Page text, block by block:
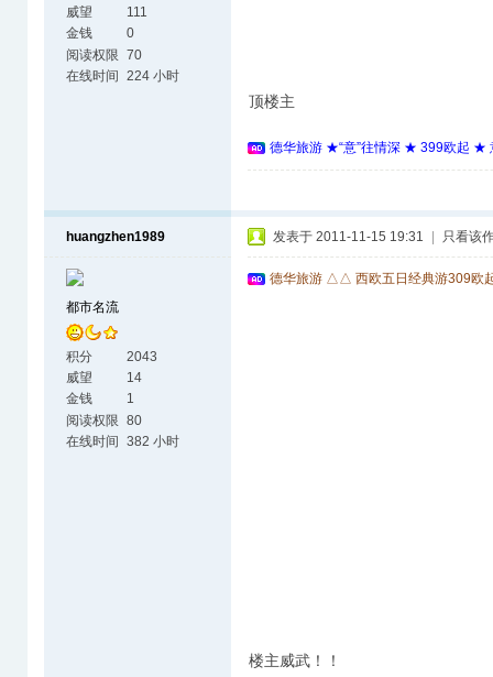
威望
111
金钱
0
阅读权限 70
在线时间 224 小时
顶楼主
德华旅游 ★“意”往情深 ★ 399欧起 ★
huangzhen1989
都市名流
积分
2043
威望
14
金钱
1
阅读权限 80
在线时间 382 小时
发表于 2011-11-15 19:31 只看该
德华旅游 △△ 西欧五日经典游309欧
楼主威武！！